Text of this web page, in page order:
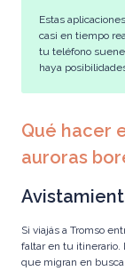
Estas
casi en tiempo
tu teléfono
haya
Qué hacer
auroras
Si viajás a Tromso
faltar en tu itinerario.
que migran en